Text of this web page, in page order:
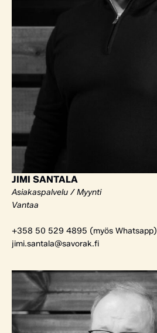
JIMI SANTALA
Asiakaspalvelu / Myynti
Vantaa
+358 50 529 4895 (myös Whatsapp)
jimi.santala@savorak.fi